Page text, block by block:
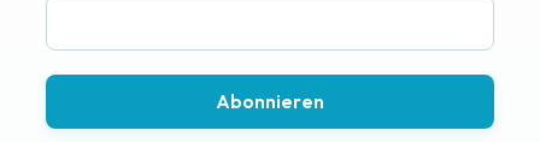
Abonnieren